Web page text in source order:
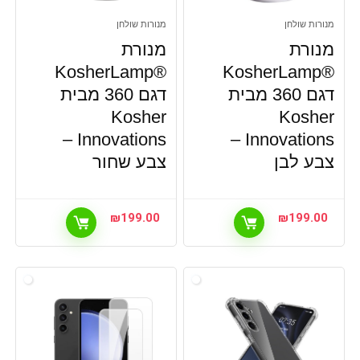
משקלים
מתאמים
מתנות לילדים
מתקני אימון ביתיים
מתקני מתח
סטים חזרה לבית הספר
סניטריה
ספורט, ארקייד ביתי
ספורט, יוגה ופילאטיס
פארם,תינוקות, הריון ולידה
פוקימון / Pokémon
פנסי חירום לרכב
פעילות יוצרת וקסמים
מנורות שולחן
מנורת
®KosherLamp
דגם 360 מבית
Kosher
Innovations –
צבע לבן
₪199.00
מנורות שולחן
מנורת
®KosherLamp
דגם 360 מבית
Kosher
Innovations –
צבע שחור
₪199.00